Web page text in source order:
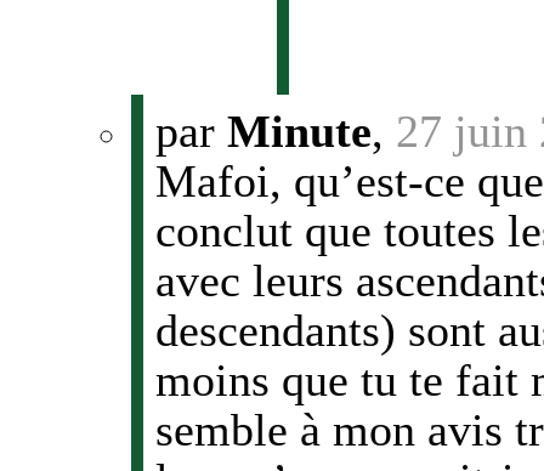
par Minute, 27 juin
Mafoi, qu’est-ce
conclut que toutes
avec leurs
descendants) sont
moins que tu te fait
semble à mon avis